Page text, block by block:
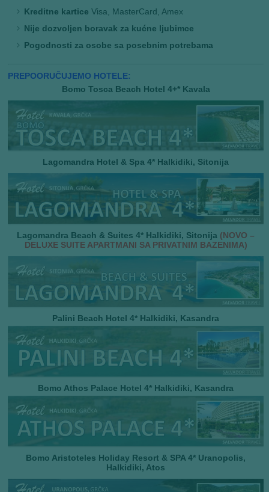
Kreditne karticeVisa, MasterCard, Amex
Nije dozvoljen boravak za kućne ljubimce
Pogodnosti za osobe sa posebnim potrebama
PREPOORUČUJEMO HOTELE:
Bomo Tosca Beach Hotel 4+* Kavala
Lagomandra Hotel & Spa 4* Halkidiki, Sitonija
Lagomandra Beach & Suites 4* Halkidiki, Sitonija (NOVO –
DELUXE SUITE APARTMANI SA PRIVATNIM BAZENIMA)
Palini Beach Hotel 4* Halkidiki, Kasandra
Bomo Athos Palace Hotel 4* Halkidiki, Kasandra
Bomo Aristoteles Holiday Resort & SPA 4* Uranopolis,
Halkidiki, Atos